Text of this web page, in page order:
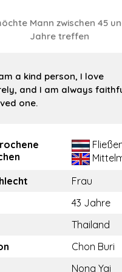
Mann zwischen 45
Jahre treffen
a kind person, I love
and I am always
one.
Frau
43 Jahre
Thailand
Chon Buri
Nong Yai